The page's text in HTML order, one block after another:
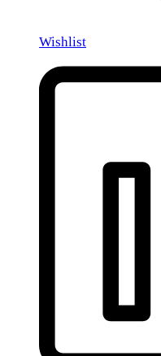
Wishlist